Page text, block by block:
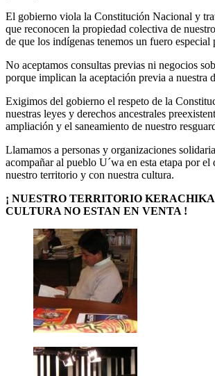
El gobierno viola la Constitución Nacional y
que reconocen la propiedad colectiva de
de que los indígenas tenemos un fuero especial
No aceptamos consultas previas ni negocios
porque implican la aceptación previa a nuestra
Exigimos del gobierno el respeto de la
nuestras leyes y derechos ancestrales
ampliación y el saneamiento de nuestro
Llamamos a personas y organizaciones
acompañar al pueblo U´wa en esta etapa por el
nuestro territorio y con nuestra cultura.
¡ NUESTRO TERRITORIO
CULTURA NO ESTAN EN VENTA !